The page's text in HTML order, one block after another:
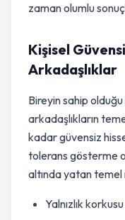
zaman olumlu
Kişisel
Arkadaşlıklar
Bireyin sahip olduğu
arkadaşlıkların
kadar güvensiz
tolerans gösterme
altında yatan temel
Yalnızlık korkusu